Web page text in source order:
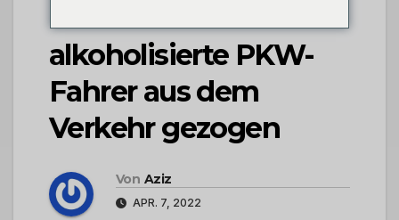
POL-PDMT: Mehrere
alkoholisierte PKW-
Fahrer aus dem
Verkehr gezogen
Von Aziz
APR. 7, 2022